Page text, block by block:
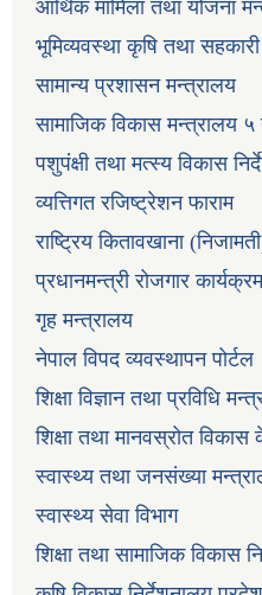
आर्थिक मामिला तथा योजना
भूमिव्यवस्था कृषि तथा
सामान्य प्रशासन मन्त्रालय
सामाजिक विकास मन्त्रालय
पशुपंक्षी तथा मत्स्य विकास
व्यत्तिगत रजिष्ट्रेशन फाराम
राष्ट्रिय कितावखाना
प्रधानमन्त्री रोजगार कार्यक्रम
गृह मन्त्रालय
नेपाल विपद व्यवस्थापन पोर्टल
शिक्षा विज्ञान तथा प्रविधि
शिक्षा तथा मानवस्रोत विकास
स्वास्थ्य तथा जनसंख्या
स्वास्थ्य सेवा विभाग
शिक्षा तथा सामाजिक